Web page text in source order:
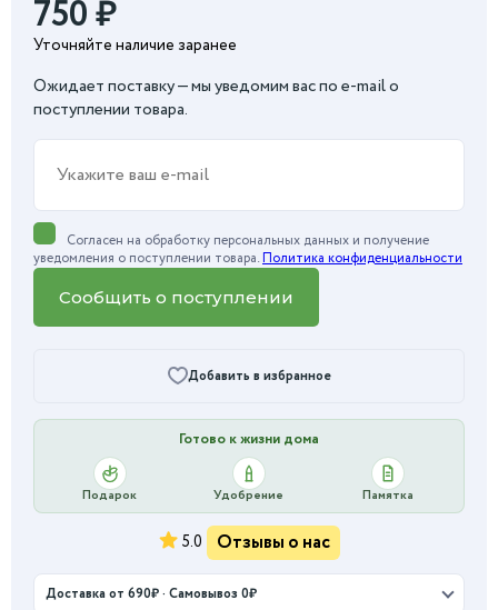
750₽
Уточняйте наличие заранее
Ожидает поставку — мы уведомим вас по e-mail о
поступлении товара.
Согласен на обработку персональных данных и получение
уведомления о поступлении товара.Политика конфиденциальности
Сообщить о поступлении
Добавить в избранное
Готово к жизни дома
Подарок Удобрение Памятка
5.0 Отзывы о нас
Доставка от 690₽ · Самовывоз 0₽